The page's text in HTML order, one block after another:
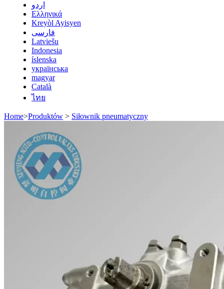
اردو
Ελληνικά
Kreyòl Ayisyen
فارسی
Latviešu
Indonesia
íslenska
українська
magyar
Català
ไทย
Home>Produktów > Siłownik pneumatyczny